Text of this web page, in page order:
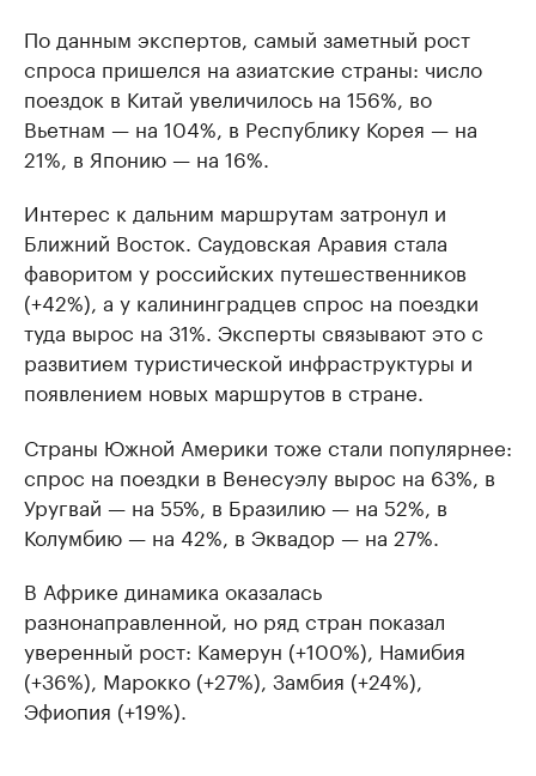
По данным экспертов, самый заметный рост
спроса пришелся на азиатские страны: число
поездок в Китай увеличилось на 156%, во
Вьетнам — на 104%, в Республику Корея — на
21%, в Японию — на 16%.
Интерес к дальним маршрутам затронул и
Ближний Восток. Саудовская Аравия стала
фаворитом у российских путешественников
(+42%), а у калининградцев спрос на поездки
туда вырос на 31%. Эксперты связывают это с
развитием туристической инфраструктуры и
появлением новых маршрутов в стране.
Страны Южной Америки тоже стали популярнее:
спрос на поездки в Венесуэлу вырос на 63%, в
Уругвай — на 55%, в Бразилию — на 52%, в
Колумбию — на 42%, в Эквадор — на 27%.
В Африке динамика оказалась
разнонаправленной, но ряд стран показал
уверенный рост: Камерун (+100%), Намибия
(+36%), Марокко (+27%), Замбия (+24%),
Эфиопия (+19%).